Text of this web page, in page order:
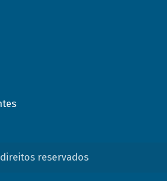
direitos reservados